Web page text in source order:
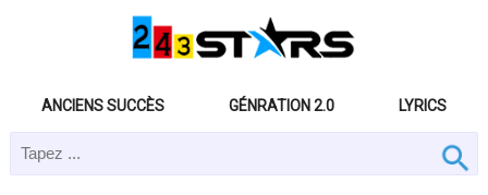
ANCIENS SUCCÈS GÉNRATION 2.0 LYRICS